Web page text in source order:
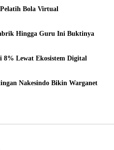
Bola Virtual
Hingga Guru Ini Buktinya
8% Lewat Ekosistem Digital
Nakesindo Bikin Warganet